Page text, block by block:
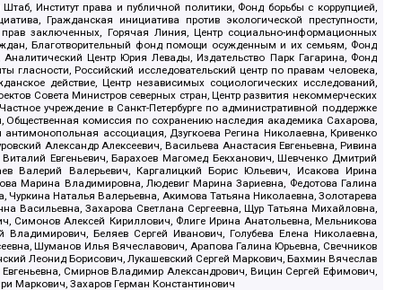
Институт права и публичной политики, Фонд борьбы с коррупцией,
Гражданская инициатива против экологической преступности,
заключенных, Горячая Линия, Центр социально-информационных
Благотворительный фонд помощи осужденным и их семьям, Фонд
Центр Юрия Левады, Издательство Парк Гагарина, Фонд
Российский исследовательский центр по правам человека,
действие, Центр независимых социологических исследований,
Совета Министров северных стран, Центр развития некоммерческих
учреждение в Санкт-Петербурге по административной поддержке
комиссия по сохранению наследия академика Сахарова,
ассоциация, Дзугкоева Регина Николаевна, Кривенко
Александр Алексеевич, Васильева Анастасия Евгеньевна, Ривина
Евгеньевич, Барахоев Магомед Бекханович, Шевченко Дмитрий
Валерий Валерьевич, Каргалицкий Борис Юльевич, Исакова Ирина
Марина Владимировна, Людевиг Марина Зариевна, Федотова Галина
Наталья Валерьевна, Акимова Татьяна Николаевна, Золотарева
Васильевна, Захарова Светлана Сергеевна, Щур Татьяна Михайловна,
Симонов Алексей Кириллович, Флиге Ирина Анатольевна, Мельникова
Беляев Сергей Иванович, Голубева Елена Николаевна,
Шуманов Илья Вячеславович, Арапова Галина Юрьевна, Свечников
Леонид Борисович, Лукашевский Сергей Маркович, Бахмин Вячеслав
Смирнов Владимир Александрович, Вицин Сергей Ефимович,
Маркович, Захаров Герман Константинович